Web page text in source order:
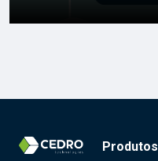
Produtos